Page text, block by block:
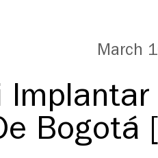
March
Bogotá